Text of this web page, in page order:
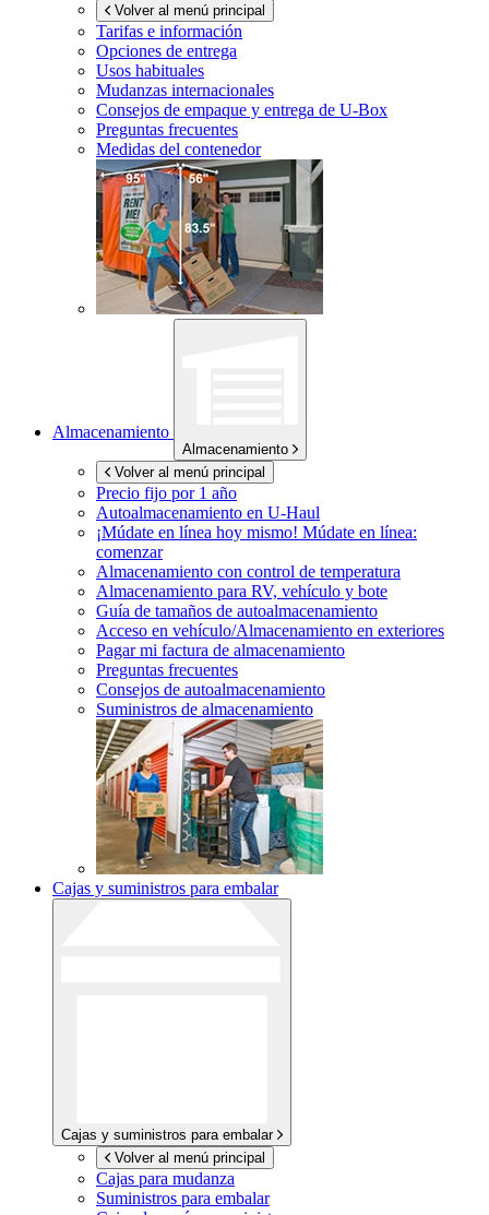
Volver al menú principal
Tarifas e información
Opciones de entrega
Usos habituales
Mudanzas internacionales
Consejos de empaque y entrega de U-Box
Preguntas frecuentes
Medidas del contenedor
Almacenamiento
Almacenamiento
Volver al menú principal
Precio fijo por 1 año
Autoalmacenamiento en U-Haul
¡Múdate en línea hoy mismo! Múdate en línea:
comenzar
Almacenamiento con control de temperatura
Almacenamiento para RV, vehículo y bote
Guía de tamaños de autoalmacenamiento
Acceso en vehículo/Almacenamiento en exteriores
Pagar mi factura de almacenamiento
Preguntas frecuentes
Consejos de autoalmacenamiento
Suministros de almacenamiento
Cajas y suministros para embalar
Cajas y suministros para embalar
Volver al menú principal
Cajas para mudanza
Suministros para embalar